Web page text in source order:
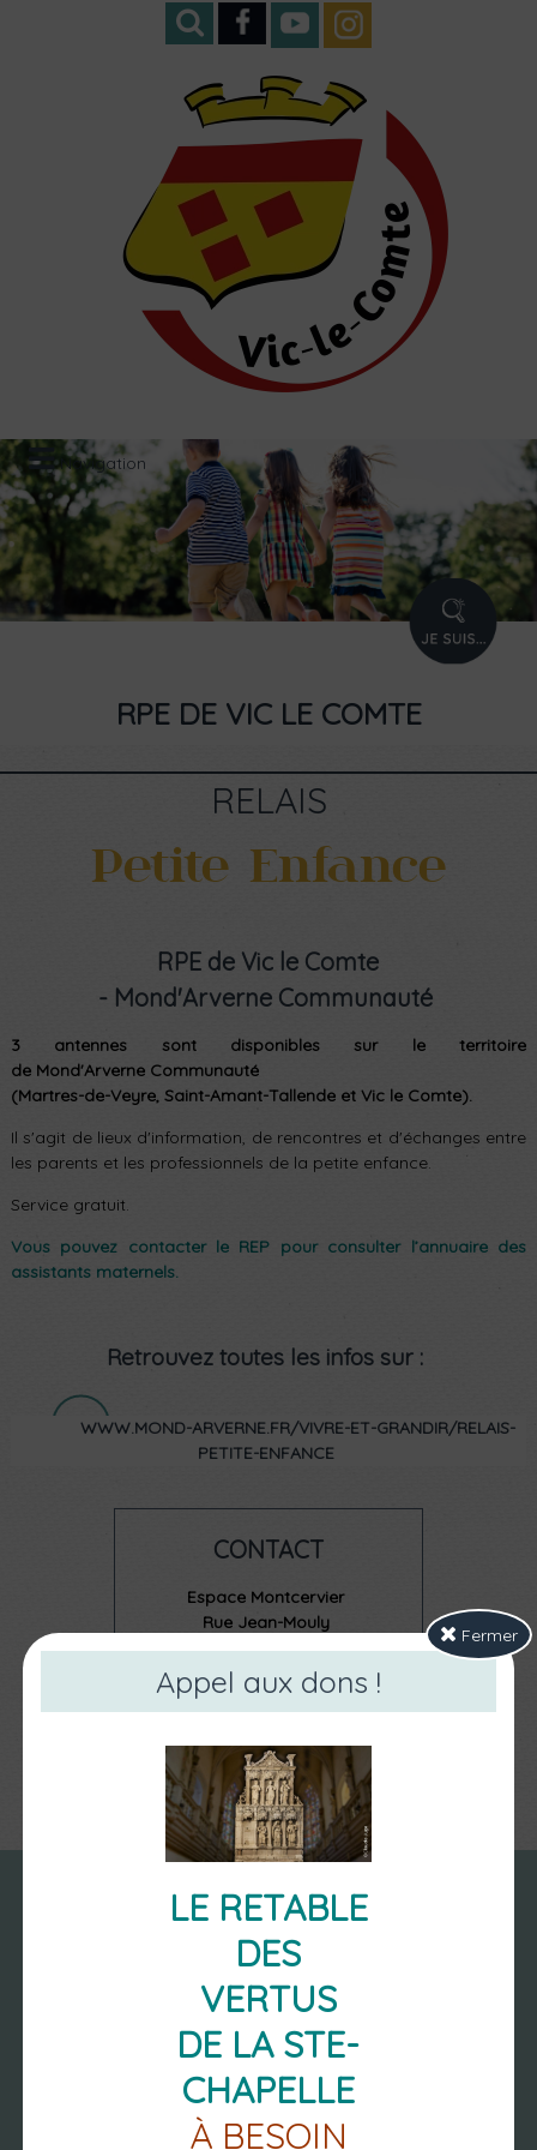
Navigation
PROFIL
RPE DE VIC LE COMTE
RELAIS
Petite Enfance
RPE de Vic le Comte
- Mond'ArverneCommunauté
3 antennes sont disponibles sur le territoire
de Mond'Arverne Communauté
(Martres-de-Veyre, Saint-Amant-Tallende et Vic le Comte).
Il s'agit de lieux d'information, de rencontres et d'échanges entre
les parents et les professionnels de la petite enfance.
Service gratuit.
Vous pouvez contacter le REP pour consulter l’annuaire des
assistants maternels.
Retrouvez toutes les infos sur :
WWW.MOND-ARVERNE.FR/VIVRE-ET-GRANDIR/RELAIS-
PETITE-ENFANCE
CONTACT
Espace Montcervier
Rue Jean-Mouly
63 270 Vic le Comte
04 73 77 95 50
ARVERNE.FR
NOUS
RETROUVER
Fermer
Appel aux dons !
LE RETABLE
DES
VERTUS
DE LA STE-
CHAPELLE
À BESOIN